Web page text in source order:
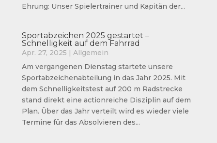
Ehrung: Unser Spielertrainer und Kapitän der...
Sportabzeichen 2025 gestartet –
Schnelligkeit auf dem Fahrrad
Apr. 27, 2025 | Allgemein
Am vergangenen Dienstag startete unsere
Sportabzeichenabteilung in das Jahr 2025. Mit
dem Schnelligkeitstest auf 200 m Radstrecke
stand direkt eine actionreiche Disziplin auf dem
Plan. Über das Jahr verteilt wird es wieder viele
Termine für das Absolvieren des...